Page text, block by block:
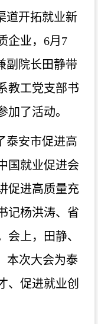
道开拓就业新
企业， 6月 7
副院长田静带
教工党支部书
加了活动。
泰安市促进高
国就业促进会
促进高质量充
记杨洪涛、省
会上，田静、
本次大会为泰
、促进就业创